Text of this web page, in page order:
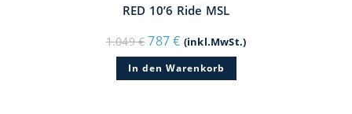
RED 10’6 Ride MSL
1.049€Ursprünglicher
Preis
war:
1.049 €
787€Aktueller
Preis
ist:
787 €.
(inkl.MwSt.)
In den Warenkorb